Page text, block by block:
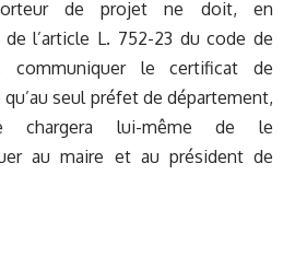
de projet ne doit, en
l’article L. 752-23 du code de
communiquer le certificat de
seul préfet de département,
chargera lui-même de le
au maire et au président de